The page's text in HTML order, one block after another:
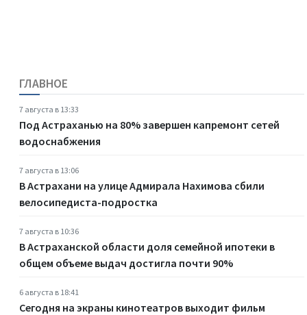
ГЛАВНОЕ
7 августа в 13:33
Под Астраханью на 80% завершен капремонт сетей
водоснабжения
7 августа в 13:06
В Астрахани на улице Адмирала Нахимова сбили
велосипедиста-подростка
7 августа в 10:36
В Астраханской области доля семейной ипотеки в
общем объеме выдач достигла почти 90%
6 августа в 18:41
Сегодня на экраны кинотеатров выходит фильм